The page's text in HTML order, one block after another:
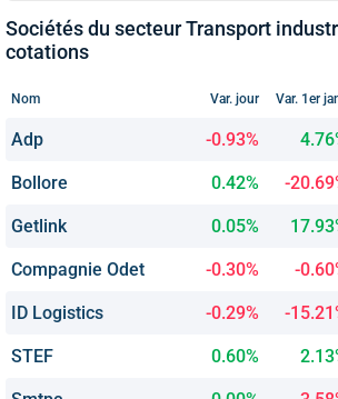
Sociétés du secteur Transport
cotations
Nom Var. jour Var. 1er
Adp -0.93%
Bollore 0.42% -
Getlink 0.05%
Compagnie Odet -0.30% -
ID Logistics -0.29% -
STEF 0.60%